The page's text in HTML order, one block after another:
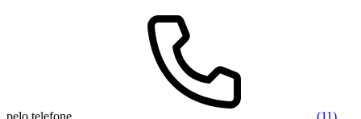
pelo telefone
(11)